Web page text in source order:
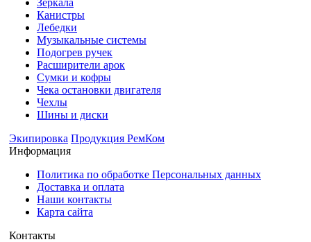
Зеркала
Канистры
Лебедки
Музыкальные системы
Подогрев ручек
Расширители арок
Сумки и кофры
Чека остановки двигателя
Чехлы
Шины и диски
Экипировка Продукция РемКом
Информация
Политика по обработке Персональных данных
Доставка и оплата
Наши контакты
Карта сайта
Контакты